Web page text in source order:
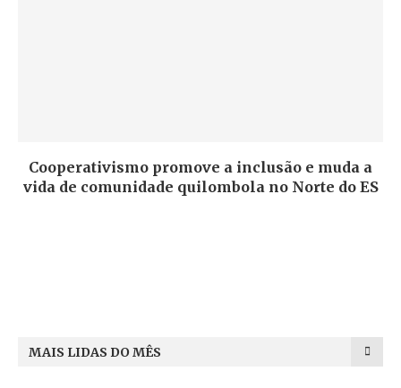
Cooperativismo promove a inclusão e muda a
vida de comunidade quilombola no Norte do ES
MAIS LIDAS DO MÊS